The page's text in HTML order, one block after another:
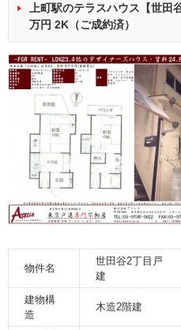
上町駅のテラスハウス【世
万円 2K（ご成約済）
物件名
世田谷2丁目戸
建
建物構
造
木造2階建